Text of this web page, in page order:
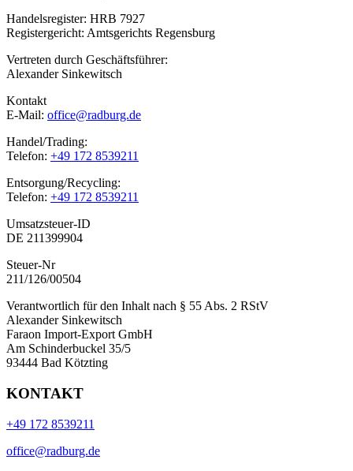
Handelsregister: HRB 7927
Registergericht: Amtsgerichts Regensburg
Vertreten durch Geschäftsführer:
Alexander Sinkewitsch
Kontakt
E-Mail: office@radburg.de
Handel/Trading:
Telefon: +49 172 8539211
Entsorgung/Recycling:
Telefon: +49 172 8539211
Umsatzsteuer-ID
DE 211399904
Steuer-Nr
211/126/00504
Verantwortlich für den Inhalt nach § 55 Abs. 2 RStV
Alexander Sinkewitsch
Faraon Import-Export GmbH
Am Schinderbuckel 35/5
93444 Bad Kötzting
KONTAKT
+49 172 8539211
office@radburg.de